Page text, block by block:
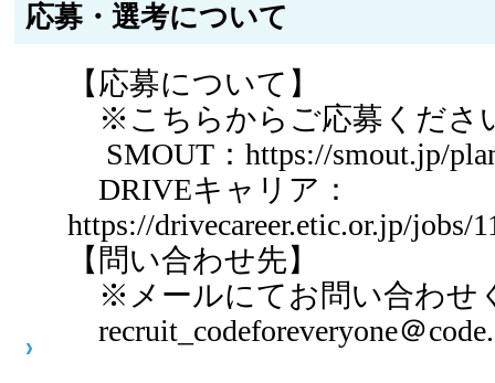
応募・選考について
【応募について】
※こちらからご応募くださ
SMOUT：https://smout.jp/
DRIVEキャリア：
https://drivecareer.etic.or.jp/jobs/
【問い合わせ先】
※メールにてお問い合わせ
recruit_codeforeveryone＠